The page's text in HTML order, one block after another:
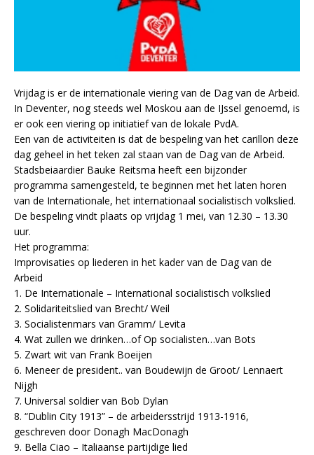
Vrijdag is er de internationale viering van de Dag van de Arbeid.
In Deventer, nog steeds wel Moskou aan de IJssel genoemd, is
er ook een viering op initiatief van de lokale PvdA.
Een van de activiteiten is dat de bespeling van het carillon deze
dag geheel in het teken zal staan van de Dag van de Arbeid.
Stadsbeiaardier Bauke Reitsma heeft een bijzonder
programma samengesteld, te beginnen met het laten horen
van de Internationale, het internationaal socialistisch volkslied.
De bespeling vindt plaats op vrijdag 1 mei, van 12.30 – 13.30
uur.
Het programma:
Improvisaties op liederen in het kader van de Dag van de
Arbeid
1. De Internationale – International socialistisch volkslied
2. Solidariteitslied van Brecht/ Weil
3. Socialistenmars van Gramm/ Levita
4. Wat zullen we drinken…of Op socialisten…van Bots
5. Zwart wit van Frank Boeijen
6. Meneer de president.. van Boudewijn de Groot/ Lennaert
Nijgh
7. Universal soldier van Bob Dylan
8. “Dublin City 1913” – de arbeidersstrijd 1913-1916,
geschreven door Donagh MacDonagh
9. Bella Ciao – Italiaanse partijdige lied